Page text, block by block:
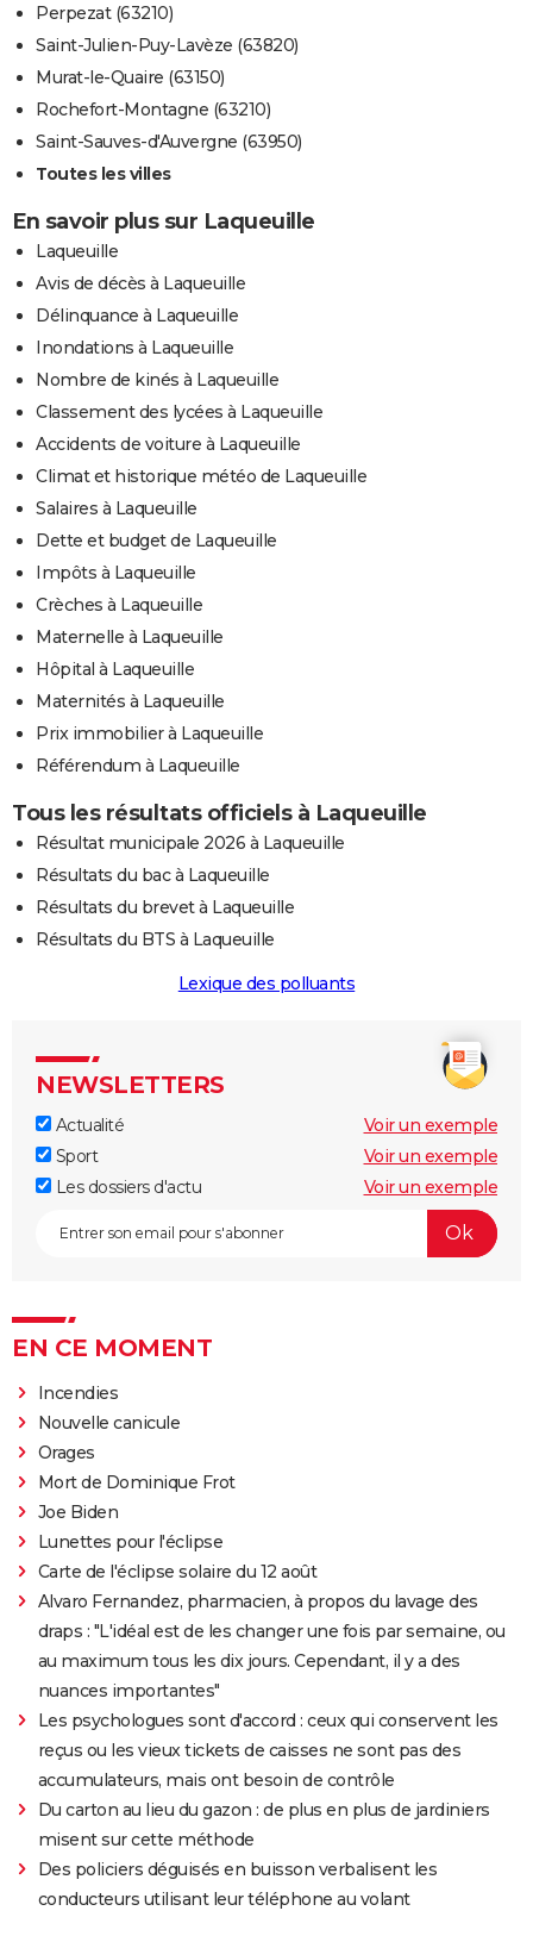
Perpezat (63210)
Saint-Julien-Puy-Lavèze (63820)
Murat-le-Quaire (63150)
Rochefort-Montagne (63210)
Saint-Sauves-d'Auvergne (63950)
Toutes les villes
En savoir plus sur Laqueuille
Laqueuille
Avis de décès à Laqueuille
Délinquance à Laqueuille
Inondations à Laqueuille
Nombre de kinés à Laqueuille
Classement des lycées à Laqueuille
Accidents de voiture à Laqueuille
Climat et historique météo de Laqueuille
Salaires à Laqueuille
Dette et budget de Laqueuille
Impôts à Laqueuille
Crèches à Laqueuille
Maternelle à Laqueuille
Hôpital à Laqueuille
Maternités à Laqueuille
Prix immobilier à Laqueuille
Référendum à Laqueuille
Tous les résultats officiels à Laqueuille
Résultat municipale 2026 à Laqueuille
Résultats du bac à Laqueuille
Résultats du brevet à Laqueuille
Résultats du BTS à Laqueuille
Lexique des polluants
NEWSLETTERS
Actualité
Voir un exemple
Sport
Voir un exemple
Les dossiers d'actu
Voir un exemple
EN CE MOMENT
Incendies
Nouvelle canicule
Orages
Mort de Dominique Frot
Joe Biden
Lunettes pour l'éclipse
Carte de l'éclipse solaire du 12 août
Alvaro Fernandez, pharmacien, à propos du lavage des
draps : "L'idéal est de les changer une fois par semaine, ou
au maximum tous les dix jours. Cependant, il y a des
nuances importantes"
Les psychologues sont d'accord : ceux qui conservent les
reçus ou les vieux tickets de caisses ne sont pas des
accumulateurs, mais ont besoin de contrôle
Du carton au lieu du gazon : de plus en plus de jardiniers
misent sur cette méthode
Des policiers déguisés en buisson verbalisent les
conducteurs utilisant leur téléphone au volant